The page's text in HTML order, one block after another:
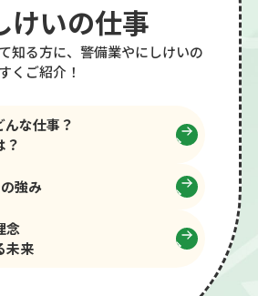
けいの仕事
知る方に、警備業やにしけいの
くご紹介！
な仕事？
？
強み
念
未来